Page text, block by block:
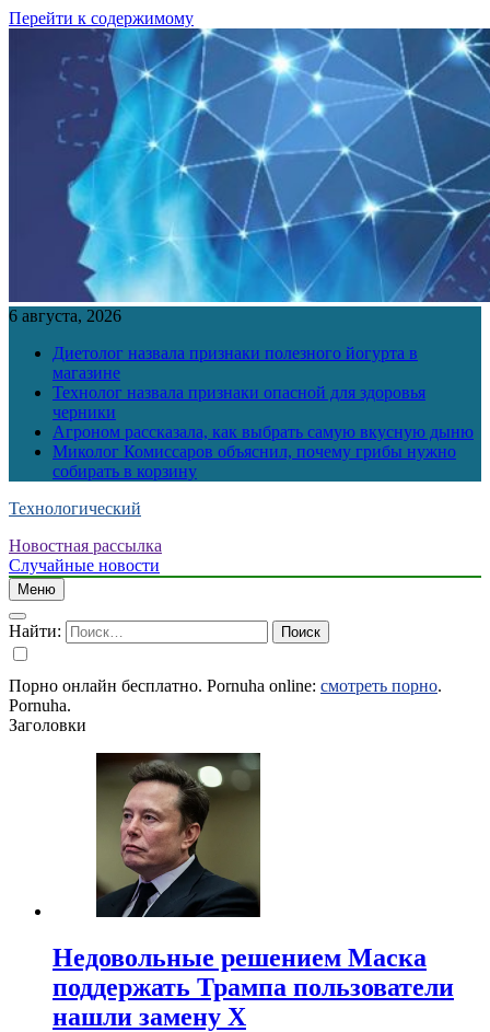
Перейти к содержимому
6 августа, 2026
Диетолог назвала признаки полезного йогурта в
магазине
Технолог назвала признаки опасной для здоровья
черники
Агроном рассказала, как выбрать самую вкусную дыню
Миколог Комиссаров объяснил, почему грибы нужно
собирать в корзину
Технологический
Новостная рассылка
Случайные новости
Меню
Найти:
Порно онлайн бесплатно. Pornuha online: смотреть порно.
Pornuha.
Заголовки
Недовольные решением Маска
поддержать Трампа пользователи
нашли замену X